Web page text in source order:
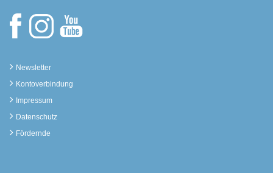
Newsletter
Kontoverbindung
Impressum
Datenschutz
Fördernde